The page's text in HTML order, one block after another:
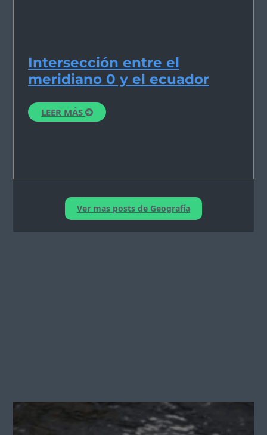
Intersección entre el
meridiano 0 y el ecuador
LEER MÁS
Ver mas posts de Geografía